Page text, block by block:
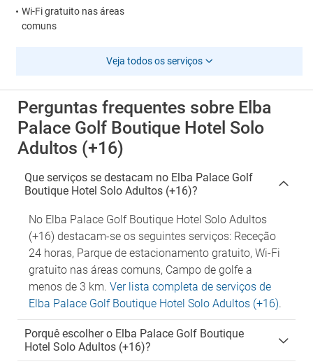
Wi-Fi gratuito nas áreas
comuns
Veja todos os serviços
Perguntas frequentes sobre Elba
Palace Golf Boutique Hotel Solo
Adultos (+16)
Que serviços se destacam no Elba Palace Golf
Boutique Hotel Solo Adultos (+16)?
No Elba Palace Golf Boutique Hotel Solo Adultos
(+16) destacam-se os seguintes serviços: Receção
24 horas, Parque de estacionamento gratuito, Wi-Fi
gratuito nas áreas comuns, Campo de golfe a
menos de 3 km. Ver lista completa de serviços de
Elba Palace Golf Boutique Hotel Solo Adultos (+16).
Porquê escolher o Elba Palace Golf Boutique
Hotel Solo Adultos (+16)?